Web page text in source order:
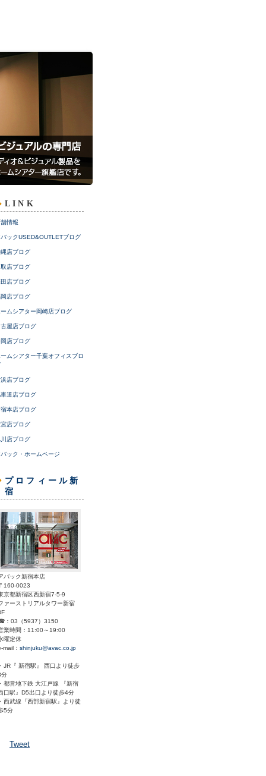
LINK
舗情報
バックUSED&OUTLETブログ
店ブログ
取店ブログ
店ブログ
店ブログ
ームシアター岡崎店ブログ
屋店ブログ
店ブログ
ームシアター千葉オフィスブロ
店ブログ
車道店ブログ
本店ブログ
店ブログ
店ブログ
バック・ホームページ
プロフィール新
宿
バック新宿本店
160-0023
京都新宿区西新宿7-5-9
ァーストリアルタワー新宿
：03（5937）3150
業時間：11:00～19:00
曜定休
mail： shinjuku@avac.co.jp
・JR『 新宿駅』 西口より徒歩
分
・都営地下鉄 大江戸線 『新宿
口駅』D5出口より徒歩4分
・西武線『西部新宿駅』より徒
5分
Tweet